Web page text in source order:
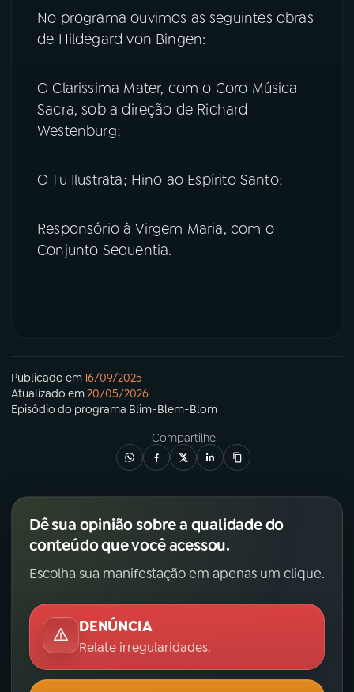
No programa ouvimos as seguintes obras
de Hildegard von Bingen:
O Clarissima Mater, com o Coro Música
Sacra, sob a direção de Richard
Westenburg;
O Tu Ilustrata; Hino ao Espírito Santo;
Responsório à Virgem Maria, com o
Conjunto Sequentia.
Publicado em16/09/2025
Atualizado em20/05/2026
Episódio do programa Blim-Blem-Blom
Compartilhe
Dê sua opinião sobre a qualidade do
conteúdo que você acessou.
Escolha sua manifestação em apenas um clique.
DENÚNCIA
Relate irregularidades.